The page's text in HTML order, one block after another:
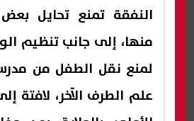
النفقة تمنع تحايل بعض
منها، إلى جانب تنظيم
لمنع نقل الطفل من
علم الطرف الآخر، لافتة